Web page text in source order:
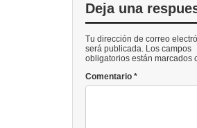
Deja una
Tu dirección de correo
será publicada. Los campos
obligatorios están marcados
Comentario *